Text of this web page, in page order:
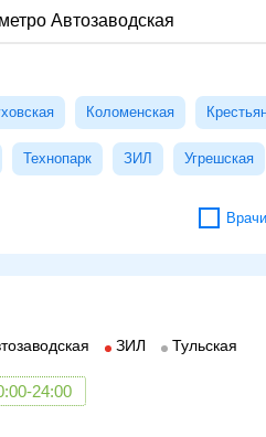
Автозаводская
Коломенская
Технопарк ЗИЛ Угрешская
Врачи
ЗИЛ Тульская
24:00